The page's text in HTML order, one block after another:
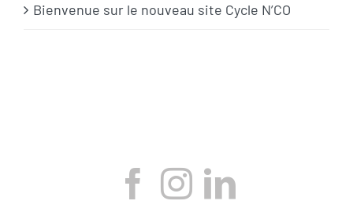
Bienvenue sur le nouveau site Cycle N’CO